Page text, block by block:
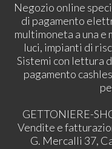
Negozio online
di pagamento
multimoneta a una
luci, impianti di
Sistemi con lettura
pagamento
GETTONIERE-
Vendite e
G. Mercalli 37,